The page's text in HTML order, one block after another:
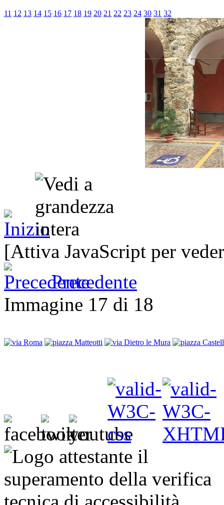
11 12 13 14 15 16 17 18 19 20 21 22 23 24 30 31 32
[Attiva JavaScript per
Precedente
Immagine 17 di 18